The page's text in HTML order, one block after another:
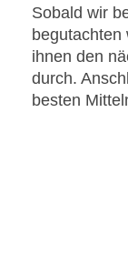
Sobald wir
begutachten
ihnen den
durch.
besten